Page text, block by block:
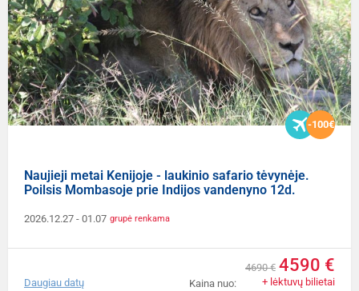
-100€
Naujieji metai Kenijoje - laukinio safario tėvynėje.
Poilsis Mombasoje prie Indijos vandenyno 12d.
2026.12.27 - 01.07 grupė renkama
Kaina nuo:
4690 € 4590 €
+ lėktuvų bilietai
Daugiau datų